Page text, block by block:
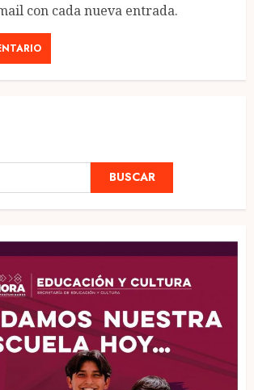
con cada nueva entrada.
BUSCAR